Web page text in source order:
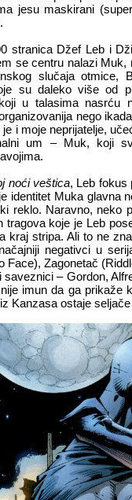
jesu maskirani
stranica Džef Leb i
se centru nalazi
slučaja otmice,
su daleko više od
u talasima nasrću
nego
je i moje neprijatelje,
um – Muk, koji
noći veštica, Leb fokus
identitet Muka glavna
reklo. Naravno, neko
tragova koje je Leb
kraj stripa. Ali to ne
negativci u
Face), Zagonetač
– Gordon,
imun da ga prikaže
Kanzasa ostaje